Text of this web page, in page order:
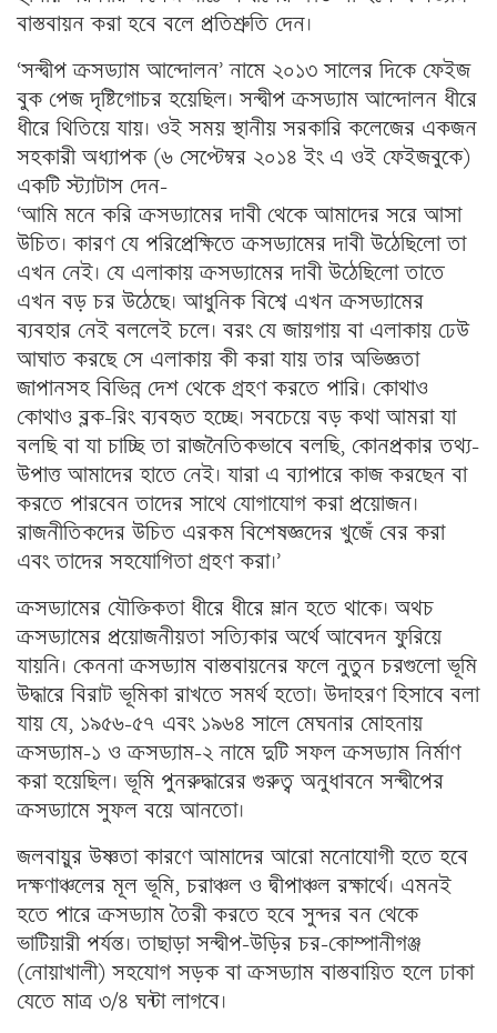
বাস্তবায়ন করা হবে বলে প্রতিশ্রুতি দেন।
‘সন্দ্বীপ ক্রসড্যাম আন্দোলন’ নামে ২০১৩ সালের দিকে ফেইজ
বুক পেজ দৃষ্টিগোচর হয়েছিল। সন্দ্বীপ ক্রসড্যাম আন্দোলন ধীরে
ধীরে থিতিয়ে যায়। ওই সময় স্থানীয় সরকারি কলেজের একজন
সহকারী অধ্যাপক (৬ সেপ্টেম্বর ২০১৪ ইং এ ওই ফেইজবুকে)
একটি স্ট্যাটাস দেন-
‘আমি মনে করি ক্রসড্যামের দাবী থেকে আমাদের সরে আসা
উচিত। কারণ যে পরিপ্রেক্ষিতে ক্রসড্যামের দাবী উঠেছিলো তা
এখন নেই। যে এলাকায় ক্রসড্যামের দাবী উঠেছিলো তাতে
এখন বড় চর উঠেছে। আধুনিক বিশ্বে এখন ক্রসড্যামের
ব্যবহার নেই বললেই চলে। বরং যে জায়গায় বা এলাকায় ঢেউ
আঘাত করছে সে এলাকায় কী করা যায় তার অভিজ্ঞতা
জাপানসহ বিভিন্ন দেশ থেকে গ্রহণ করতে পারি। কোথাও
কোথাও ব্লক-রিং ব্যবহৃত হচ্ছে। সবচেয়ে বড় কথা আমরা যা
বলছি বা যা চাচ্ছি তা রাজনৈতিকভাবে বলছি, কোনপ্রকার তথ্য-
উপাত্ত আমাদের হাতে নেই। যারা এ ব্যাপারে কাজ করছেন বা
করতে পারবেন তাদের সাথে যোগাযোগ করা প্রয়োজন।
রাজনীতিকদের উচিত এরকম বিশেষজ্ঞদের খুজেঁ বের করা
এবং তাদের সহযোগিতা গ্রহণ করা।’
ক্রসড্যামের যৌক্তিকতা ধীরে ধীরে ম্লান হতে থাকে। অথচ
ক্রসড্যামের প্রয়োজনীয়তা সত্যিকার অর্থে আবেদন ফুরিয়ে
যায়নি। কেননা ক্রসড্যাম বাস্তবায়নের ফলে নুতুন চরগুলো ভূমি
উদ্ধারে বিরাট ভূমিকা রাখতে সমর্থ হতো। উদাহরণ হিসাবে বলা
যায় যে, ১৯৫৬-৫৭ এবং ১৯৬৪ সালে মেঘনার মোহনায়
ক্রসড্যাম-১ ও ক্রসড্যাম-২ নামে দুটি সফল ক্রসড্যাম নির্মাণ
করা হয়েছিল। ভূমি পুনরুদ্ধারের গুরুত্ব অনুধাবনে সন্দ্বীপের
ক্রসড্যামে সুফল বয়ে আনতো।
জলবায়ুর উষ্ণতা কারণে আমাদের আরো মনোযোগী হতে হবে
দক্ষণাঞ্চলের মূল ভূমি, চরাঞ্চল ও দ্বীপাঞ্চল রক্ষার্থে। এমনই
হতে পারে ক্রসড্যাম তৈরী করতে হবে সুন্দর বন থেকে
ভাটিয়ারী পর্যন্ত। তাছাড়া সন্দ্বীপ-উড়ির চর-কোম্পানীগঞ্জ
(নোয়াখালী) সহযোগ সড়ক বা ক্রসড্যাম বাস্তবায়িত হলে ঢাকা
যেতে মাত্র ৩/৪ ঘন্টা লাগবে।